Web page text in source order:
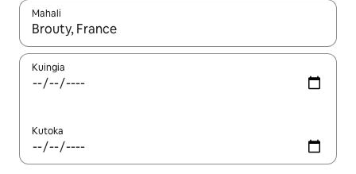
Mahali
Wakati matokeo yanapatikana, vinjari kwa kutumia vitufe vya
Kuingia
Kutoka